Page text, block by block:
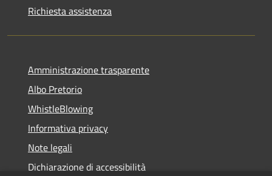
Richiesta assistenza
Amministrazione trasparente
Albo Pretorio
WhistleBlowing
Informativa privacy
Note legali
Dichiarazione di accessibilità